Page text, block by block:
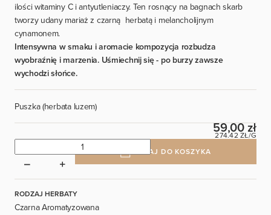
ilości witaminy C i antyutleniaczy. Ten rosnący na bagnach skarb
tworzy udany mariaż z czarną herbatą i melancholijnym
cynamonem.
Intensywna w smaku i aromacie kompozycja rozbudza
wyobraźnię i marzenia. Uśmiechnij się - po burzy zawsze
wychodzi słońce.
Puszka (herbata luzem)
59,00 zł
274.42 ZŁ/G
DODAJ DO KOSZYKA
RODZAJ HERBATY
Czarna Aromatyzowana